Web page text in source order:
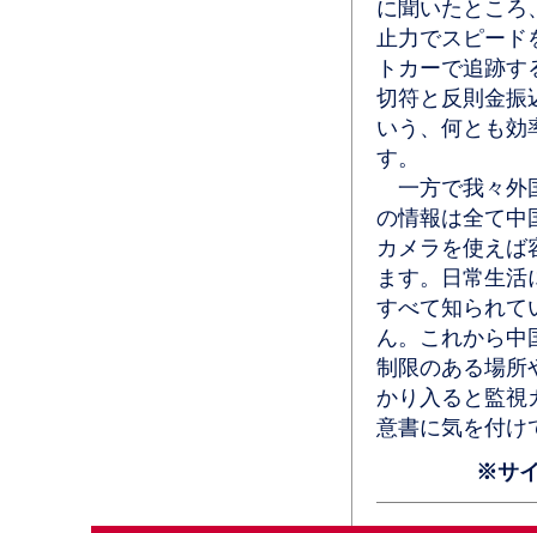
に聞いたところ
止力でスピー
トカーで追跡
切符と反則金振
いう、何とも効
す。
一方で我々外
の情報は全て中
カメラを使えば
ます。日常生
すべて知られて
ん。これから中
制限のある場所
かり入ると監視
意書に気を付け
※サ